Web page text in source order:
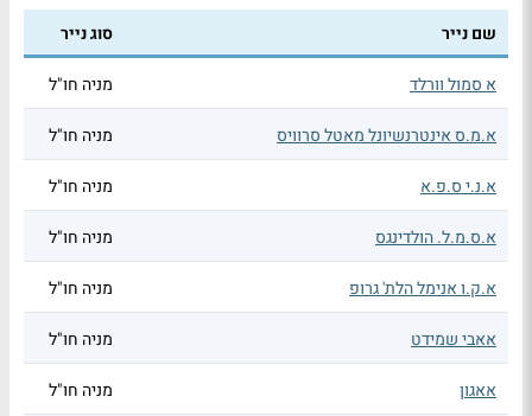
שם נייר סוג נייר
א סמול וורלד מניה חו"ל
א.מ.ס אינטרנשיונל מאטל סרוויס מניה חו"ל
א.נ.י ס.פ.א מניה חו"ל
א.ס.מ.ל. הולדינגס מניה חו"ל
א.ק.ו אנימל הלת' גרופ מניה חו"ל
אאבי שמידט מניה חו"ל
אאגון מניה חו"ל